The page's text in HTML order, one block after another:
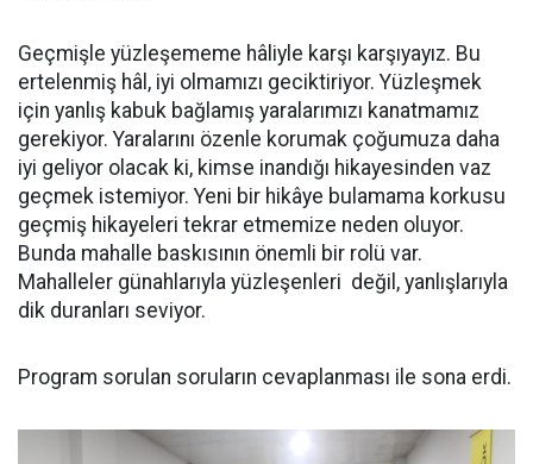
Geçmişle yüzleşememe hâliyle karşı karşıyayız. Bu
ertelenmiş hâl, iyi olmamızı geciktiriyor. Yüzleşmek
için yanlış kabuk bağlamış yaralarımızı kanatmamız
gerekiyor. Yaralarını özenle korumak çoğumuza daha
iyi geliyor olacak ki, kimse inandığı hikayesinden vaz
geçmek istemiyor. Yeni bir hikâye bulamama korkusu
geçmiş hikayeleri tekrar etmemize neden oluyor.
Bunda mahalle baskısının önemli bir rolü var.
Mahalleler günahlarıyla yüzleşenleri değil, yanlışlarıyla
dik duranları seviyor.
Program sorulan soruların cevaplanması ile sona erdi.